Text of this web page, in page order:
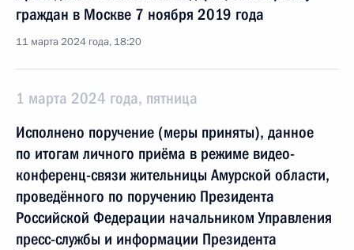
граждан в Москве 7 ноября 2019 года
11 марта 2024 года, 18:20
1 марта 2024 года, пятница
Исполнено поручение (меры приняты), данное
по итогам личного приёма в режиме видео-
конференц-связи жительницы Амурской области,
проведённого по поручению Президента
Российской Федерации начальником Управления
пресс-службы и информации Президента